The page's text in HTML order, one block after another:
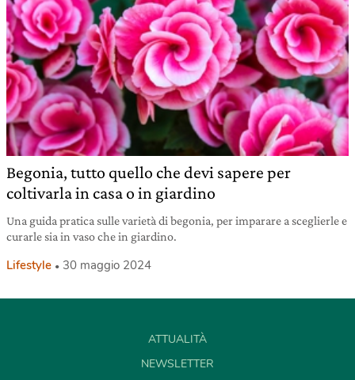
Begonia, tutto quello che devi sapere per
coltivarla in casa o in giardino
Una guida pratica sulle varietà di begonia, per imparare a sceglierle e
curarle sia in vaso che in giardino.
Lifestyle 30 maggio 2024
ATTUALITÀ
NEWSLETTER